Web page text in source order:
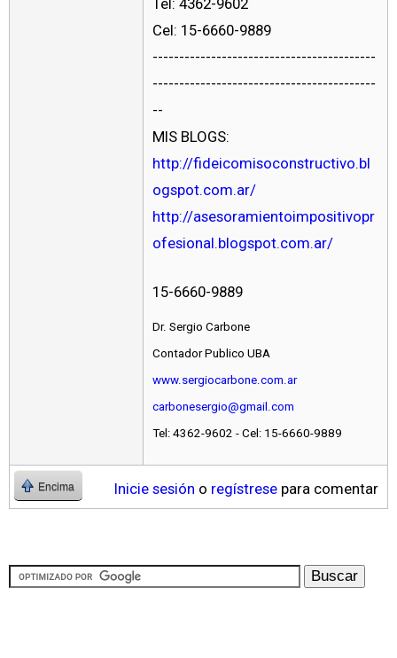
Tel: 4362-9602
Cel: 15-6660-9889
------------------------------------------
------------------------------------------
--
MIS BLOGS:
http://fideicomisoconstructivo.bl
ogspot.com.ar/
http://asesoramientoimpositivopr
ofesional.blogspot.com.ar/
15-6660-9889
Dr. Sergio Carbone
Contador Publico UBA
www.sergiocarbone.com.ar
carbonesergio@gmail.com
Tel: 4362-9602 - Cel: 15-6660-9889
Encima Inicie sesión o regístrese para comentar